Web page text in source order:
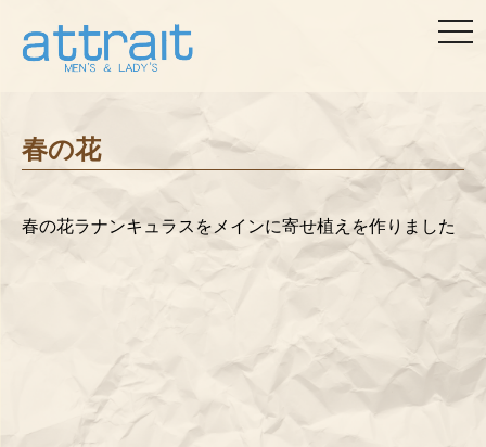
春の花
春の花ラナンキュラスをメインに寄せ植えを作りました